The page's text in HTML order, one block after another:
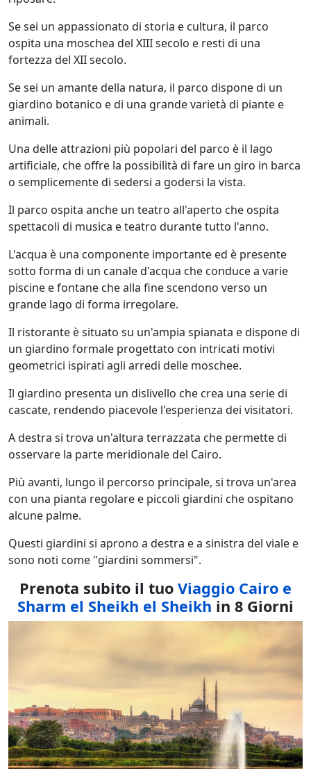
Se sei un appassionato di storia e cultura, il parco
ospita una moschea del XIII secolo e resti di una
fortezza del XII secolo.
Se sei un amante della natura, il parco dispone di un
giardino botanico e di una grande varietà di piante e
animali.
Una delle attrazioni più popolari del parco è il lago
artificiale, che offre la possibilità di fare un giro in barca
o semplicemente di sedersi a godersi la vista.
Il parco ospita anche un teatro all'aperto che ospita
spettacoli di musica e teatro durante tutto l'anno.
L'acqua è una componente importante ed è presente
sotto forma di un canale d'acqua che conduce a varie
piscine e fontane che alla fine scendono verso un
grande lago di forma irregolare.
Il ristorante è situato su un'ampia spianata e dispone di
un giardino formale progettato con intricati motivi
geometrici ispirati agli arredi delle moschee.
Il giardino presenta un dislivello che crea una serie di
cascate, rendendo piacevole l'esperienza dei visitatori.
A destra si trova un'altura terrazzata che permette di
osservare la parte meridionale del Cairo.
Più avanti, lungo il percorso principale, si trova un'area
con una pianta regolare e piccoli giardini che ospitano
alcune palme.
Questi giardini si aprono a destra e a sinistra del viale e
sono noti come "giardini sommersi".
Prenota subito il tuo Viaggio Cairo e
Sharm el Sheikh el Sheikh in 8 Giorni